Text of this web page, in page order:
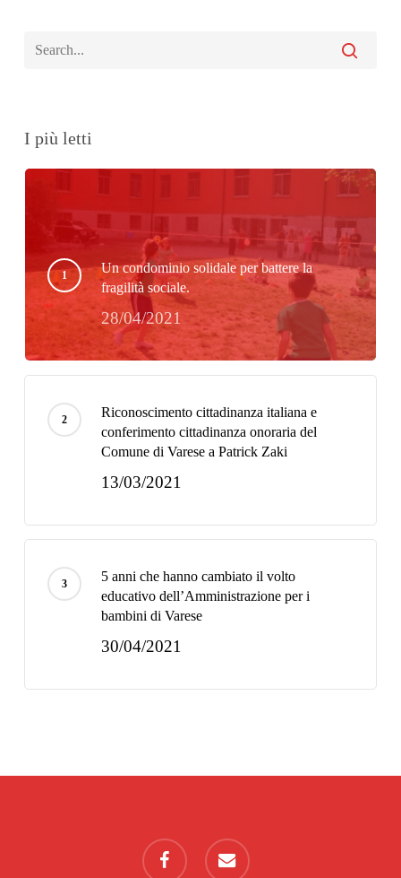
I più letti
Un condominio solidale per battere la
fragilità sociale.
28/04/2021
Riconoscimento cittadinanza italiana e
conferimento cittadinanza onoraria del
Comune di Varese a Patrick Zaki
13/03/2021
5 anni che hanno cambiato il volto
educativo dell’Amministrazione per i
bambini di Varese
30/04/2021
facebook email